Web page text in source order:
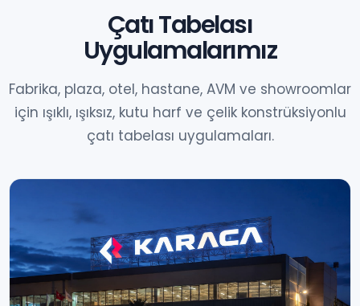
Çatı Tabelası
Uygulamalarımız
Fabrika, plaza, otel, hastane, AVM ve showroomlar
için ışıklı, ışıksız, kutu harf ve çelik konstrüksiyonlu
çatı tabelası uygulamaları.